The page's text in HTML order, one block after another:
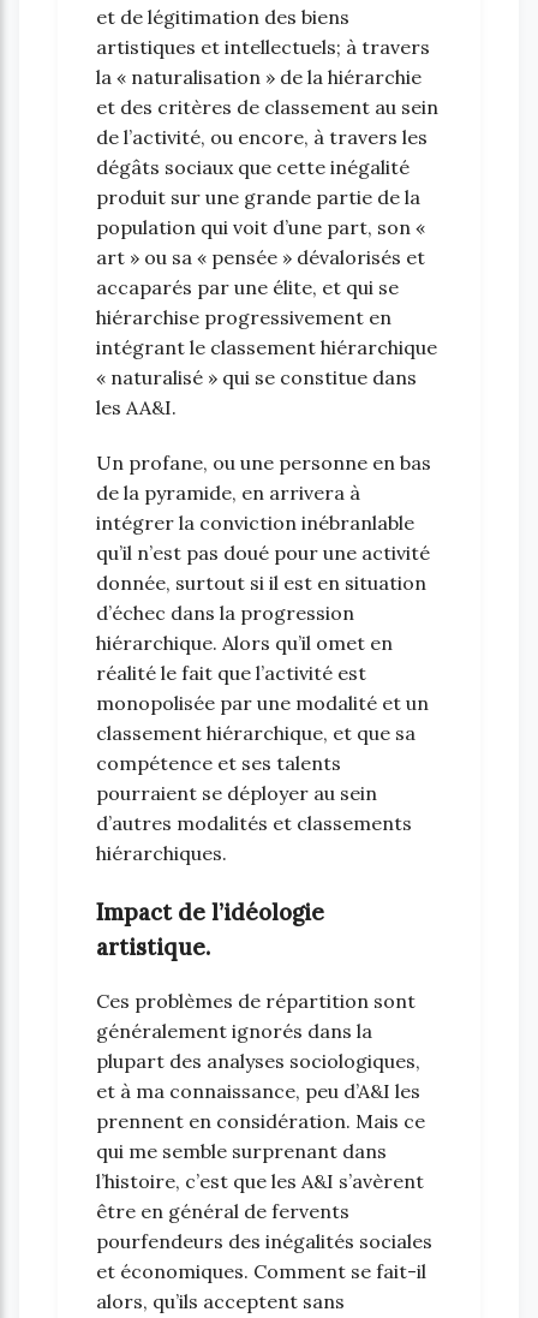
et de légitimation des biens
artistiques et intellectuels; à travers
la « naturalisation » de la hiérarchie
et des critères de classement au sein
de l’activité, ou encore, à travers les
dégâts sociaux que cette inégalité
produit sur une grande partie de la
population qui voit d’une part, son «
art » ou sa « pensée » dévalorisés et
accaparés par une élite, et qui se
hiérarchise progressivement en
intégrant le classement hiérarchique
« naturalisé » qui se constitue dans
les AA&I.
Un profane, ou une personne en bas
de la pyramide, en arrivera à
intégrer la conviction inébranlable
qu’il n’est pas doué pour une activité
donnée, surtout si il est en situation
d’échec dans la progression
hiérarchique. Alors qu’il omet en
réalité le fait que l’activité est
monopolisée par une modalité et un
classement hiérarchique, et que sa
compétence et ses talents
pourraient se déployer au sein
d’autres modalités et classements
hiérarchiques.
Impact de l’idéologie
artistique.
Ces problèmes de répartition sont
généralement ignorés dans la
plupart des analyses sociologiques,
et à ma connaissance, peu d’A&I les
prennent en considération. Mais ce
qui me semble surprenant dans
l’histoire, c’est que les A&I s’avèrent
être en général de fervents
pourfendeurs des inégalités sociales
et économiques. Comment se fait-il
alors, qu’ils acceptent sans